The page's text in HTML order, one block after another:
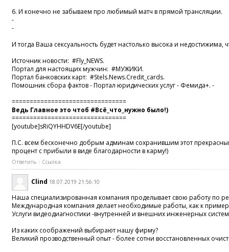
6. И конечно не забываем про любимый матч в прямой трансляции.
-
-
И тогда Ваша сексуальность будет настолько высока и
Источник новости:#Fly_NEWS.
Портал для настоящих мужчин:#МУЖИКИ.
Портал банковских карт:#Stels.News.Credit_cards.
Помошник сбора фактов - Портал юридических услуг - Фемида+. -
================================
Ведь Главное это чтоб #Всё_что_нужно было!)
================================
[youtube]sRiQYHHDV6E[/youtube]
П.С. всем бесконечно добрым админам сохранившим этот
процент с прибыли в виде благодарности в карму!)
Ответить Ссылка
Clind 18.07.2019 21:56:10
Наша специализированная компания проделывает свою работу по
Международная компания делает необходимые работы, как к
Услуги видеодиагностики -внутренней и внешних инженерных
Из каких соображений выбирают нашу фирму?
Великий прозводственный опыт - более сотни восстановленных